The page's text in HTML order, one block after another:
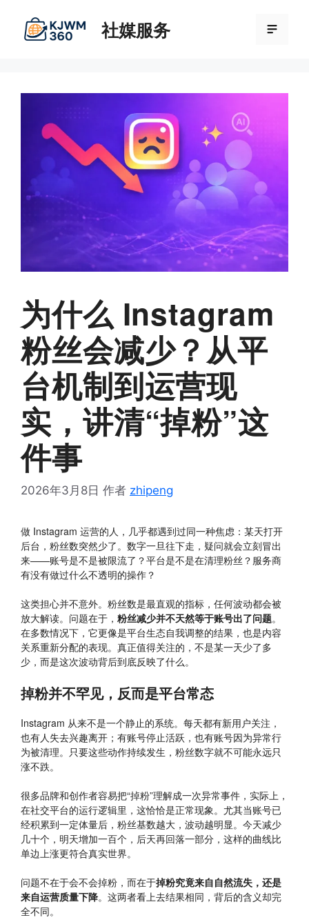
社媒服务 菜
为什么 Instagram
粉丝会减少？从平
台机制到运营现
实，讲清“掉粉”这
件事
2026年3月8日 作者 zhipeng
做 Instagram 运营的人，几乎都遇到过同一种焦虑：某天打开
后台，粉丝数突然少了。数字一旦往下走，疑问就会立刻冒出
来——账号是不是被限流了？平台是不是在清理粉丝？服务商
有没有做过什么不透明的操作？
这类担心并不意外。粉丝数是最直观的指标，任何波动都会被
放大解读。问题在于， 粉丝减少并不天然等于账号出了问题。
在多数情况下，它更像是平台生态自我调整的结果，也是内容
关系重新分配的表现。真正值得关注的，不是某一天少了多
少，而是这次波动背后到底反映了什么。
掉粉并不罕见，反而是平台常态
Instagram 从来不是一个静止的系统。每天都有新用户关注，
也有人失去兴趣离开；有账号停止活跃，也有账号因为异常行
为被清理。只要这些动作持续发生，粉丝数字就不可能永远只
涨不跌。
很多品牌和创作者容易把“掉粉”理解成一次异常事件，实际上，
在社交平台的运行逻辑里，这恰恰是正常现象。尤其当账号已
经积累到一定体量后，粉丝基数越大，波动越明显。今天减少
几十个，明天增加一百个，后天再回落一部分，这样的曲线比
单边上涨更符合真实世界。
问题不在于会不会掉粉，而在于掉粉究竟来自自然流失，还是
来自运营质量下降。这两者看上去结果相同，背后的含义却完
全不同。